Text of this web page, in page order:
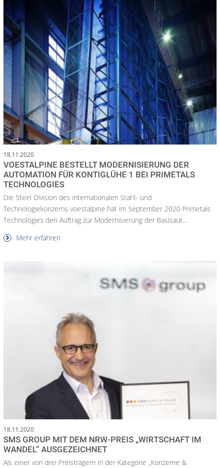
18.11.2020
VOESTALPINE BESTELLT MODERNISIERUNG DER
AUTOMATION FÜR KONTIGLÜHE 1 BEI PRIMETALS
TECHNOLOGIES
Die Steel Division des internationalen Stahl- und
Technologiekonzerns voestalpine hat im September 2020 Primetals
Technologies den Auftrag zur Modernisierung der Basisaut...
Mehr erfahren
18.11.2020
SMS GROUP MIT DEM NRW-PREIS „WIRTSCHAFT IM
WANDEL“ AUSGEZEICHNET
Als einer von drei Preisträgern in der Kategorie „Konzerne &